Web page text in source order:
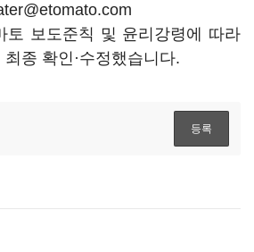
토 보도준칙 및 윤리강령에 따라
종 확인·수정했습니다.